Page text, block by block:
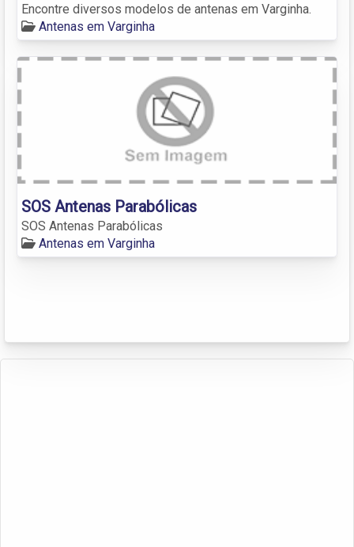
Encontre diversos modelos de antenas em Varginha.
Antenas em Varginha
SOS Antenas Parabólicas
SOS Antenas Parabólicas
Antenas em Varginha